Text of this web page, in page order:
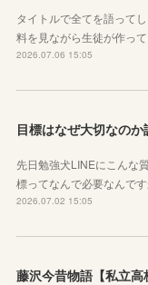
タイトルで全てを語って
料を見ながら生徒が作っ
2026.07.06 15:05
目標はなぜ大切なのか
先日勉強犬LINEにこんな
標ってなんで必要なんで
2026.07.02 15:05